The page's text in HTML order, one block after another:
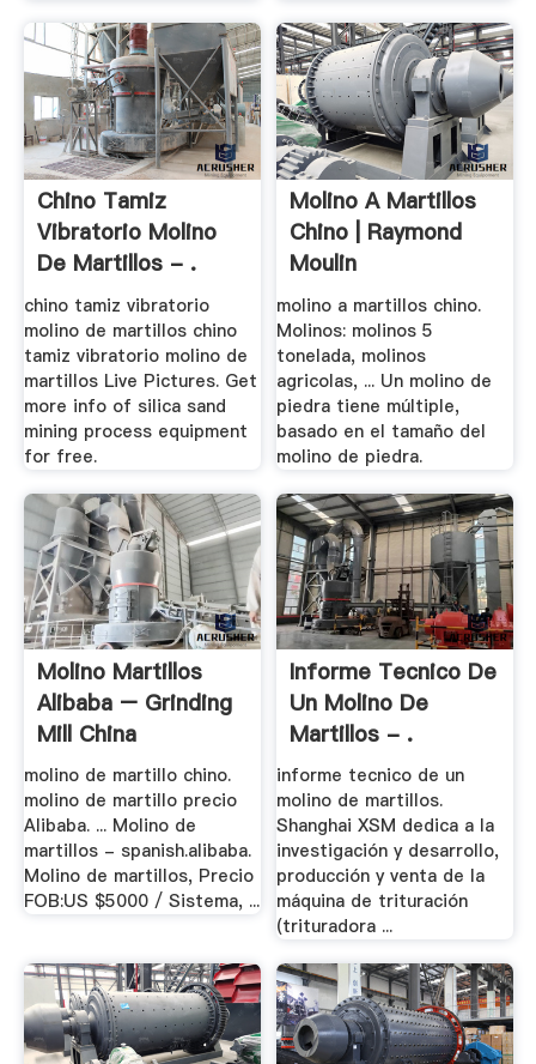
Chino Tamiz
Vibratorio Molino
De Martillos - .
chino tamiz vibratorio
molino de martillos chino
tamiz vibratorio molino de
martillos Live Pictures. Get
more info of silica sand
mining process equipment
for free.
Molino A Martillos
Chino | Raymond
Moulin
molino a martillos chino.
Molinos: molinos 5
tonelada, molinos
agricolas, ... Un molino de
piedra tiene múltiple,
basado en el tamaño del
molino de piedra.
Molino Martillos
Alibaba – Grinding
Mill China
molino de martillo chino.
molino de martillo precio
Alibaba. ... Molino de
martillos - spanish.alibaba.
Molino de martillos, Precio
FOB:US $5000 / Sistema, ...
Informe Tecnico De
Un Molino De
Martillos - .
informe tecnico de un
molino de martillos.
Shanghai XSM dedica a la
investigación y desarrollo,
producción y venta de la
máquina de trituración
(trituradora ...